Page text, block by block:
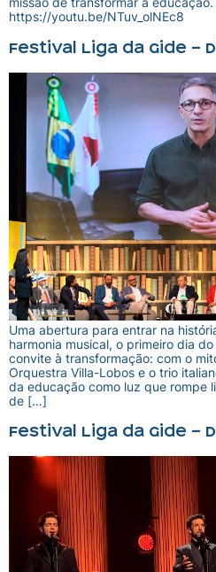
https://youtu.be/NTuv_olNEc8
Festival Liga da Gide –
Uma abertura para entrar na
harmonia musical, o primeiro dia
convite à transformação: com o
Orquestra Villa-Lobos e o trio
da educação como luz que rompe
de […]
Festival Liga da Gide –